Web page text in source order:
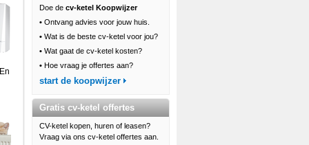
Doe de cv-ketel Koopwijzer
• Ontvang advies voor jouw huis.
• Wat is de beste cv-ketel voor jou?
• Wat gaat de cv-ketel kosten?
• Hoe vraag je offertes aan?
start de koopwijzer
Gratis cv-ketel offertes
CV-ketel kopen, huren of leasen?
Vraag via ons cv-ketel offertes aan.